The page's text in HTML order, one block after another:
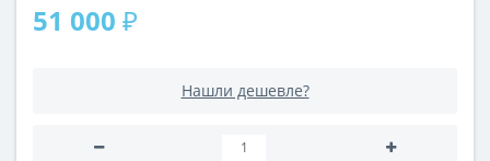
51 000 ₽
Нашли дешевле?